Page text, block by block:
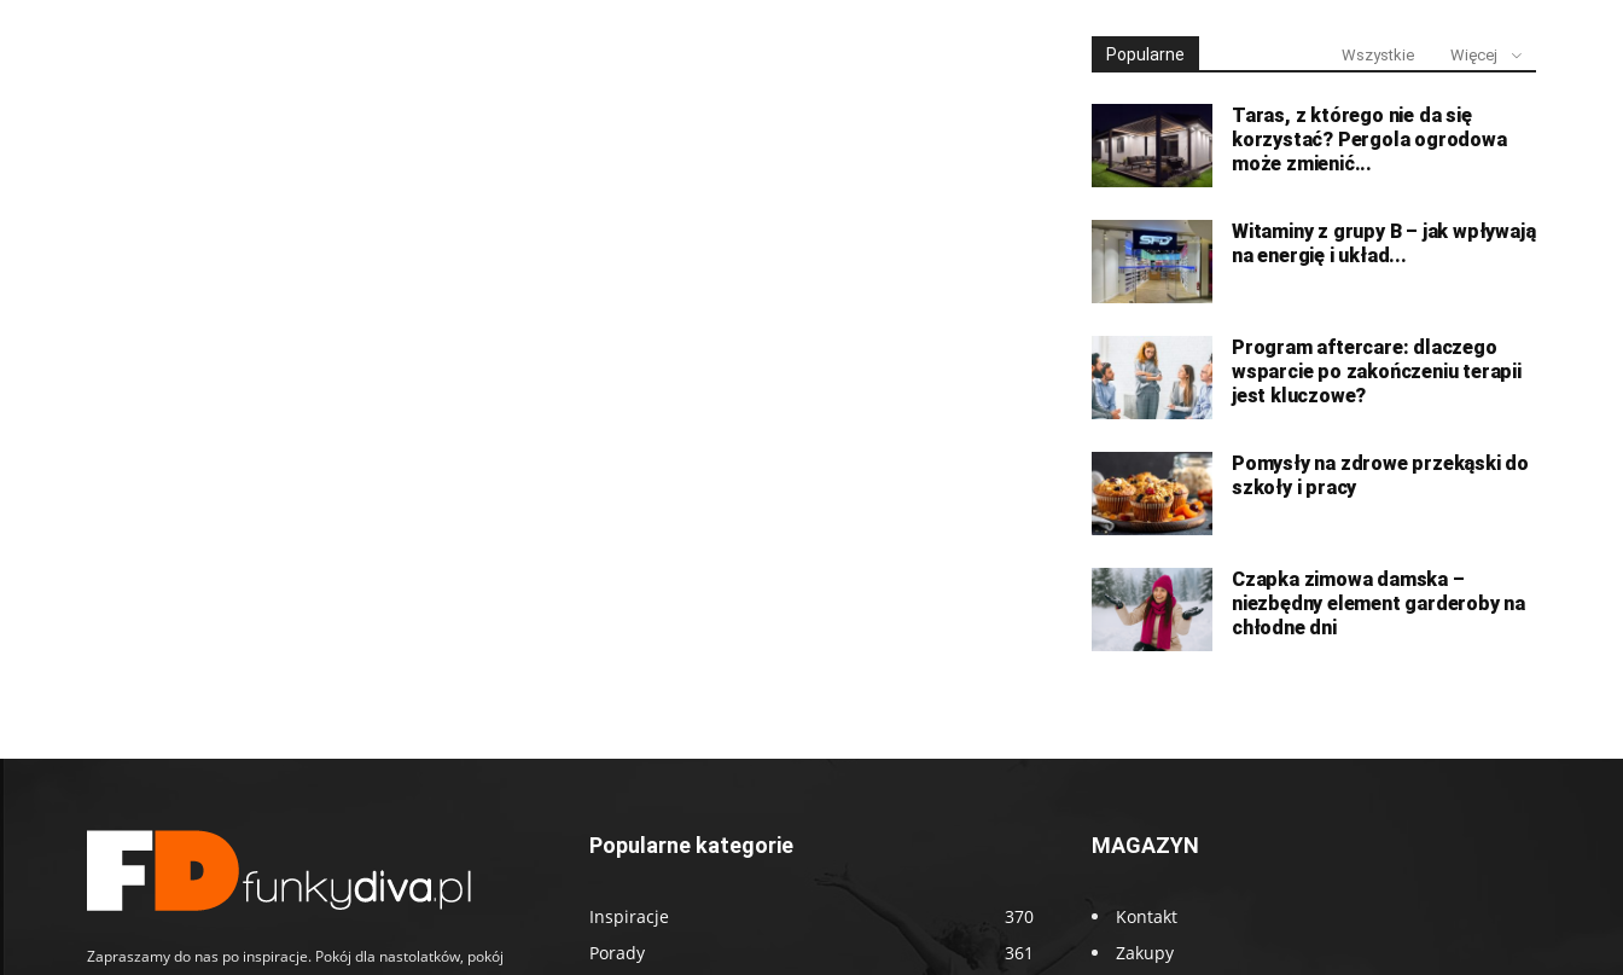
Popularne Wszystkie Więcej
Taras, z którego nie da się
korzystać? Pergola ogrodowa
może zmienić...
Witaminy z grupy B – jak wpływają
na energię i układ...
Program aftercare: dlaczego
wsparcie po zakończeniu terapii
jest kluczowe?
Pomysły na zdrowe przekąski do
szkoły i pracy
Czapka zimowa damska –
niezbędny element garderoby na
chłodne dni
Zapraszamy do nas po inspiracje. Pokój dla nastolatków, pokój
Popularne kategorie
Inspiracje
370
Porady
361
MAGAZYN
Kontakt
Zakupy